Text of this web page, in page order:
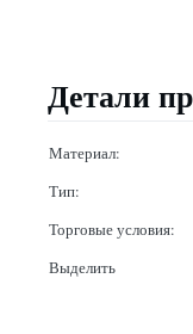
Детали
Материал:
Тип:
Торговые условия:
Выделить